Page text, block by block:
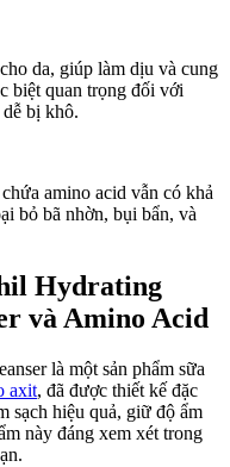
da, giúp làm dịu và cung
biệt quan trọng đối với
bị khô.
amino acid vẫn có khả
bỏ bã nhờn, bụi bẩn, và
Hydrating
và Amino Acid
là một sản phẩm sữa
axit, đã được thiết kế đặc
sạch hiệu quả, giữ độ ẩm
này đáng xem xét trong